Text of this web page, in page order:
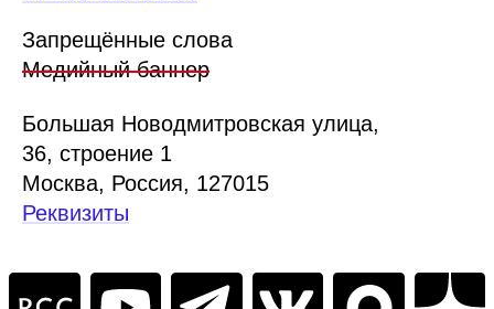
Запрещённые слова
Медийный баннер
Большая Новодмитровская улица,
36, строение 1
Москва, Россия, 127015
Реквизиты